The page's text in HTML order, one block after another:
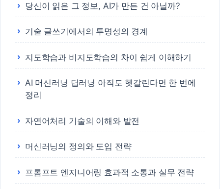
당신이 읽은 그 정보, AI가 만든 건 아닐까?
기술 글쓰기에서의 투명성의 경계
지도학습과 비지도학습의 차이 쉽게 이해하기
AI 머신러닝 딥러닝 아직도 헷갈린다면 한 번에
정리
자연어처리 기술의 이해와 발전
머신러닝의 정의와 도입 전략
프롬프트 엔지니어링 효과적 소통과 실무 전략